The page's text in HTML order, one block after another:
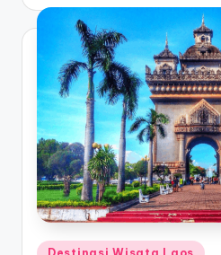
Posted